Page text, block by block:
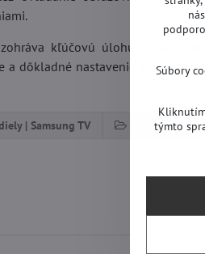
kľúčovú úlohu v
a dôkladné nastavenie sú
| Samsung TV Základné
Súbory
Kliknutím
týmto